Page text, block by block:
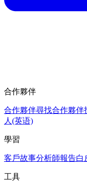
合作夥伴
合作夥伴尋找合作夥伴
人(英语)
學習
客戶故事分析師報告白
工具